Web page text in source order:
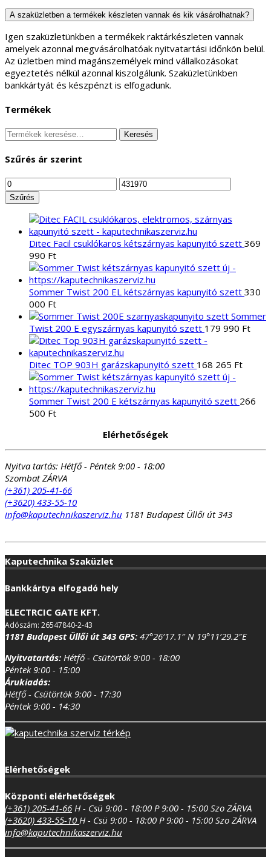
A szaküzletben a termékek készleten vannak és kik vásárolhatnak?
Igen szaküzletünkben a termékek raktárkészleten vannak
amelyek azonnal megvásárolhatóak nyitvatartási időnkön belül.
Az üzletben mind magánszemélyek mind vállalkozásokat
egyeztetés nélkül azonnal kiszolgálunk. Szaküzletünkben
bankkártyát és készpénzt is elfogadunk.
Termékek
Keresés
következőre:
Keresés
Szűrés ár szerint
Min
ár
Max
Szűrés
Ditec Facil csuklókaros kétszárnyas kapunyitó szett 369
990 Ft
Sommer Twist 200 EL kétszárnyas kapunyitó szett 330
000 Ft
Sommer
Twist 200 E egyszárnyas kapunyitó szett 179 990 Ft
Ditec TOP 903H garázskapunyitó szett 168 265 Ft
Sommer Twist 200 E kétszárnyas kapunyitó szett 266
500 Ft
Elérhetőségek
Nyitva tartás: Hétfő - Péntek 9:00 - 18:00
Szombat ZÁRVA
(+361) 205-41-66
(+3620) 433-55-10
info@kaputechnikaszerviz.hu 1181 Budapest Üllői út 343
Kaputechnika Szaküzlet
Bankkártya elfogadó hely
ELECTRCIC GATE KFT.
Adószám: 26547840-2-43
1181 Budapest Üllői út 343 GPS: 47°26’17.1″ N 19°11’29.2″E
Nyitvatartás: Hétfő - Csütörtök 9:00 - 18:00
Péntek 9:00 - 15:00
Árukiadás:
Hétfő - Csütörtök 9:00 - 17:30
Péntek 9:00 - 14:30
Elérhetőségek
Központi elérhetőségek
(+361) 205-41-66 H - Csü 9:00 - 18:00 P 9:00 - 15:00 Szo ZÁRVA
(+3620) 433-55-10 H - Csü 9:00 - 18:00 P 9:00 - 15:00 Szo ZÁRVA
info@kaputechnikaszerviz.hu